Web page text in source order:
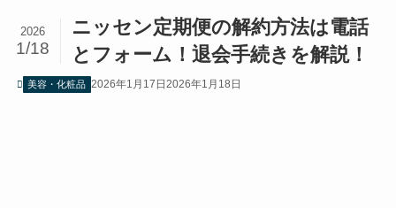
ニッセン定期便の解約方法は電話
とフォーム！退会手続きを解説！
2026
1/18
美容・化粧品 2026年1月17日 2026年1月18日